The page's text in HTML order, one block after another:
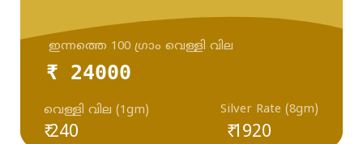
₹ 24000
₹ 240
വെള്ളി വില (1gm) Silver Rate (8gm)
ഇന്നത്തെ 100 ഗ്രാം വെള്ളി വില
₹ 1920